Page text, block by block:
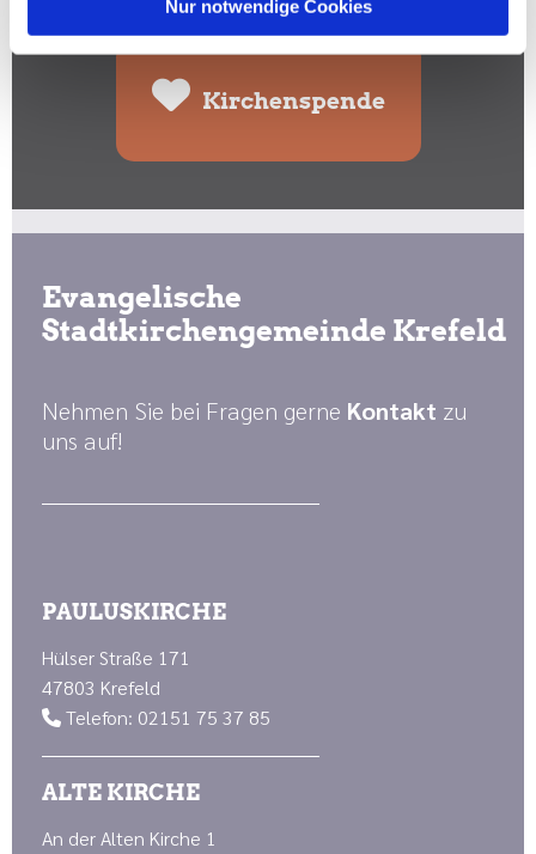
Nur notwendige Cookies
Kirchenspende
Evangelische
Stadtkirchengemeinde Krefeld
Nehmen Sie bei Fragen gerne Kontakt zu
uns auf!
PAULUSKIRCHE
Hülser Straße 171
47803 Krefeld
 Telefon: 02151 75 37 85
ALTE KIRCHE
An der Alten Kirche 1